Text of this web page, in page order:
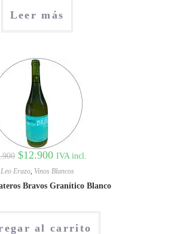
Leer más
$12.900 IVA incl.
Leo Erazo, Vinos Blancos
Bravos Granítico Blanco
al carrito